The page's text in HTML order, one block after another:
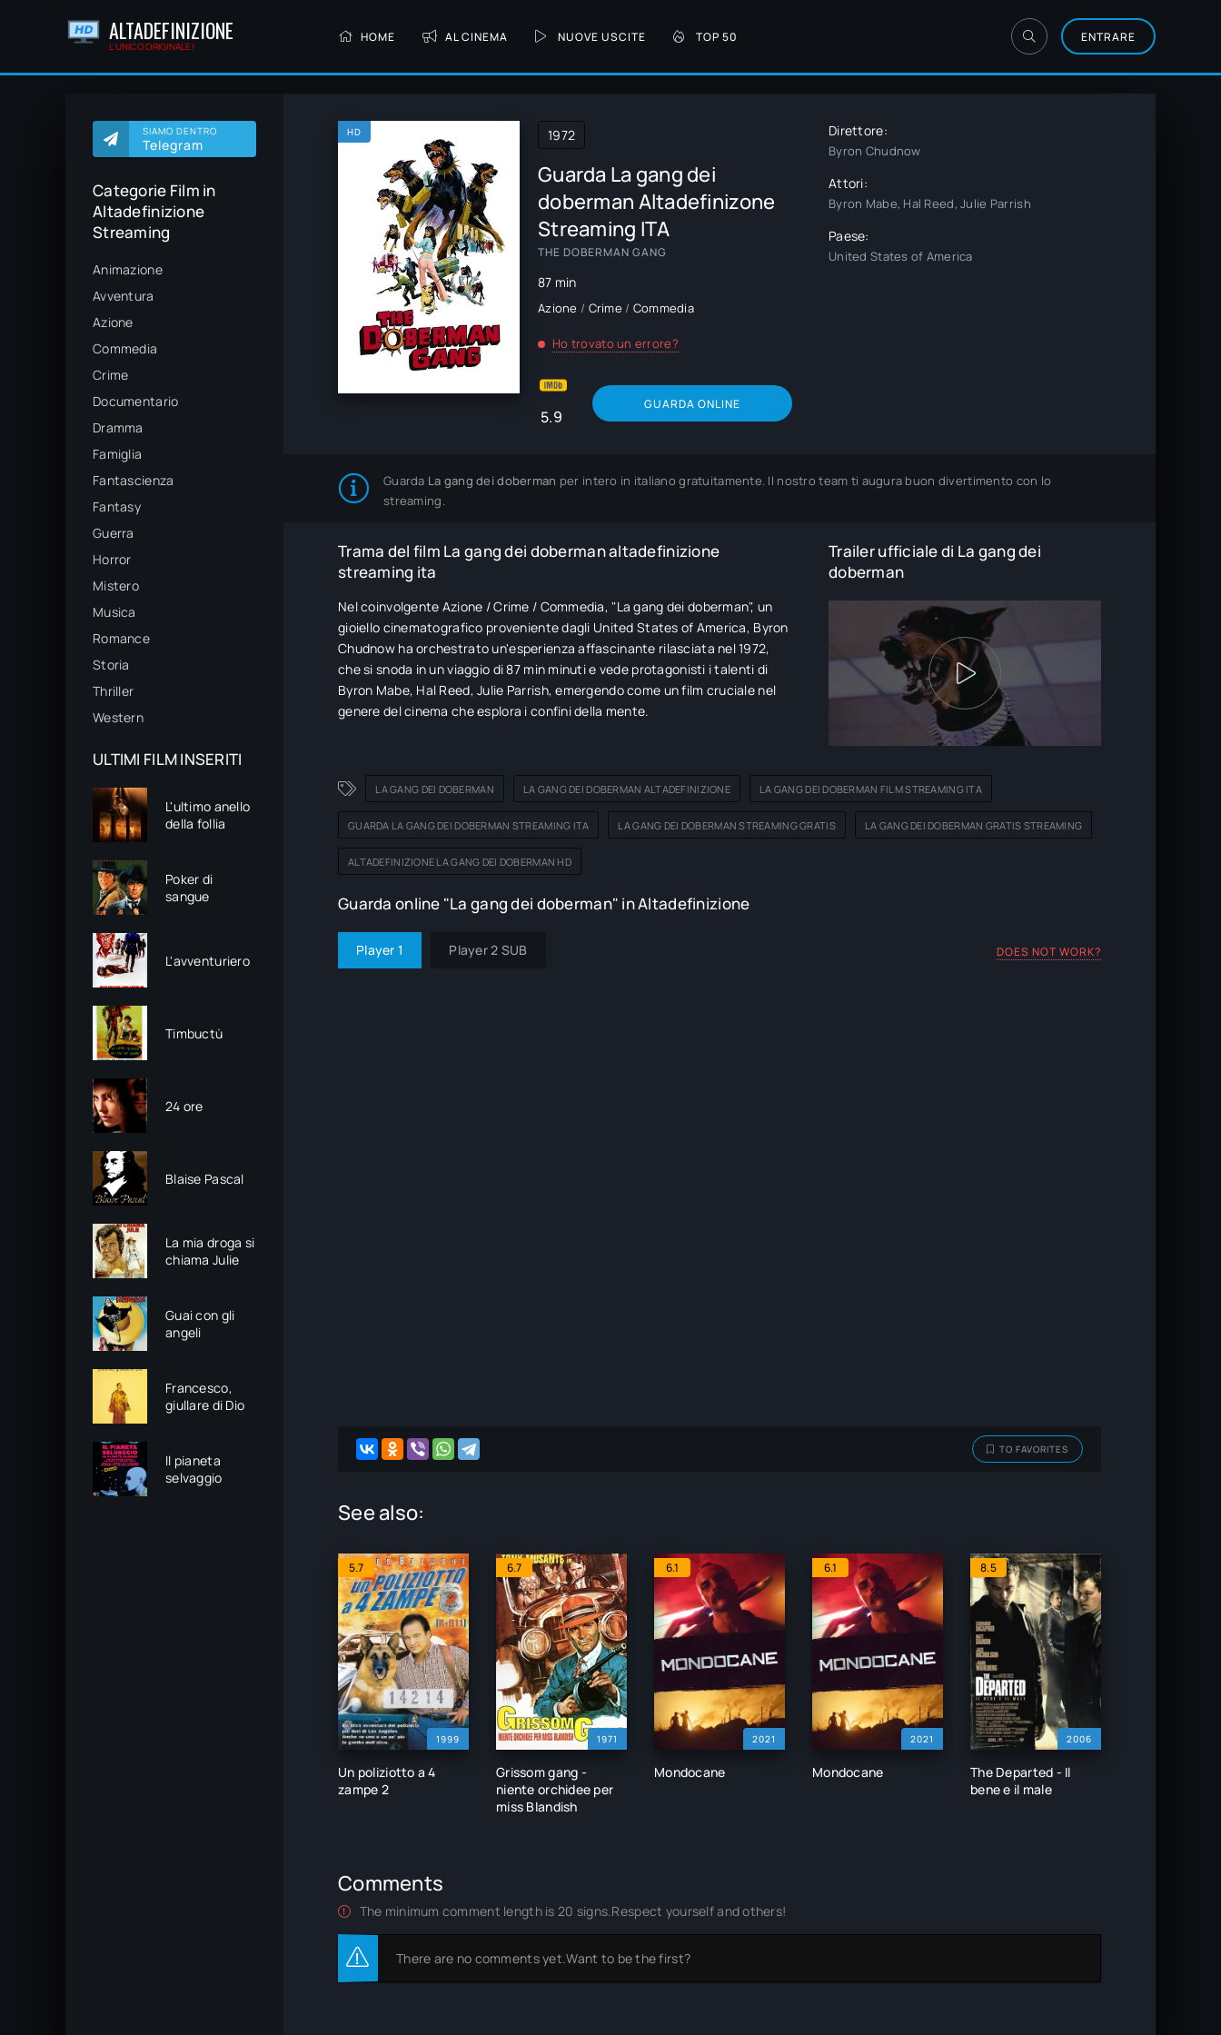
ALTADEFINIZIONE
L'UNICO ORIGINALE!
HOME AL CINEMA NUOVE USCITE TOP 50 ENTRARE
SIAMO DENTRO
Telegram
Categorie Film in
Altadefinizione
Streaming
Animazione
Avventura
Azione
Commedia
Crime
Documentario
Dramma
Famiglia
Fantascienza
Fantasy
Guerra
Horror
Mistero
Musica
Romance
Storia
Thriller
Western
ULTIMI FILM INSERITI
L'ultimo anello
della follia
Poker di
sangue
L'avventuriero
Timbuctù
24 ore
Blaise Pascal
La mia droga si
chiama Julie
Guai con gli
angeli
Francesco,
giullare di Dio
Il pianeta
selvaggio
HD
Guarda La gang dei
doberman Altadefinizone
Streaming ITA
THE DOBERMAN GANG
87 min
Azione / Crime / Commedia
1972
Ho trovato un errore?
5.9
GUARDA ONLINE
Direttore:
Byron Chudnow
Attori:
Byron Mabe, Hal Reed, Julie Parrish
Paese:
United States of America
Guarda La gang dei doberman per intero in italiano gratuitamente. Il nostro team ti augura buon divertimento con lo
streaming.
Trama del film La gang dei doberman altadefinizione
streaming ita
Nel coinvolgente Azione / Crime / Commedia, "La gang dei doberman", un
gioiello cinematografico proveniente dagli United States of America, Byron
Chudnow ha orchestrato un'esperienza affascinante rilasciata nel 1972,
che si snoda in un viaggio di 87 min minuti e vede protagonisti i talenti di
Byron Mabe, Hal Reed, Julie Parrish, emergendo come un film cruciale nel
genere del cinema che esplora i confini della mente.
Trailer ufficiale di La gang dei
doberman
LA GANG DEI DOBERMAN LA GANG DEI DOBERMAN ALTADEFINIZIONE LA GANG DEI DOBERMAN FILM STREAMING ITA
GUARDA LA GANG DEI DOBERMAN STREAMING ITA LA GANG DEI DOBERMAN STREAMING GRATIS LA GANG DEI DOBERMAN GRATIS STREAMING
ALTADEFINIZIONE LA GANG DEI DOBERMAN HD
Guarda online "La gang dei doberman" in Altadefinizione
Player 1 Player 2 SUB DOES NOT WORK?
TO FAVORITES
See also:
1999
5.7
Un poliziotto a 4
zampe 2
1971
6.7
Grissom gang -
niente orchidee per
miss Blandish
2021
6.1
Mondocane
2021
6.1
Mondocane
2006
8.5
The Departed - Il
bene e il male
Comments
The minimum comment length is 20 signs.Respect yourself and others!
There are no comments yet.Want to be the first?